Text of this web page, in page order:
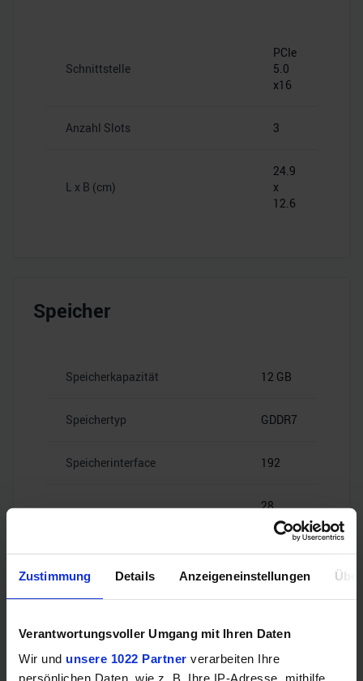
Zustimmung Details Anzeigeneinstellungen
Verantwortungsvoller Umgang mit Ihren Daten
Wir und unsere 1022 Partner verarbeiten Ihre
persönlichen Daten, wie z. B. Ihre IP-Adresse, mithilfe
Schnittstelle
PCIe
5.0
x16
Anzahl Slots 3
L x B (cm)
24.9
x
12.6
Speicher
Speicherkapazität 12 GB
Speichertyp GDDR7
Speicherinterface 192
Speicherbandbreite
28
Gbps
Videoanschlüsse